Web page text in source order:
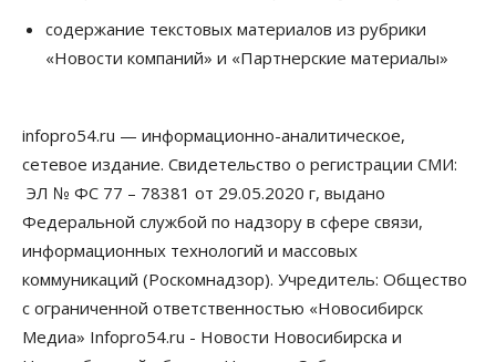
Бизнес Общество
Бизнес Власть
Транспортный коридор Абакан-Бийск предлагают
09 Августа 2026, 16:00
Бизнес Общество
«Солнечный день» приватизирует
муниципальное имущество в Новосибирске
09 Августа 2026, 15:00
содержание текстовых материалов из рубрики
«Новости компаний» и «Партнерские материалы»
infopro54.ru — информационно-аналитическое,
сетевое издание. Свидетельство о регистрации СМИ:
ЭЛ № ФС 77 – 78381 от 29.05.2020 г, выдано
Федеральной службой по надзору в сфере связи,
информационных технологий и массовых
коммуникаций (Роскомнадзор). Учредитель: Общество
с ограниченной ответственностью «Новосибирск
Медиа» Infopro54.ru - Новости Новосибирска и